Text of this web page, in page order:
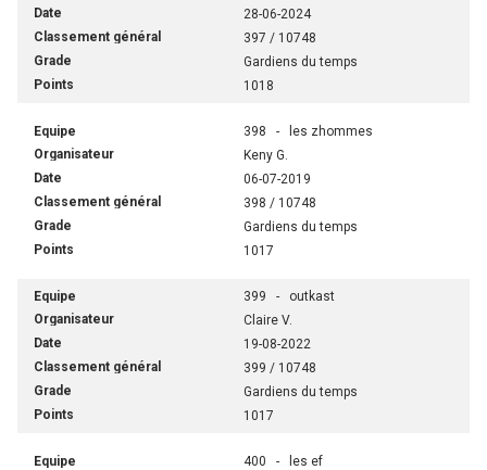
28-06-2024
397 / 10748
Gardiens du temps
1018
398 - les zhommes
Keny G.
06-07-2019
398 / 10748
Gardiens du temps
1017
399 - outkast
Claire V.
19-08-2022
399 / 10748
Gardiens du temps
1017
400 - les ef